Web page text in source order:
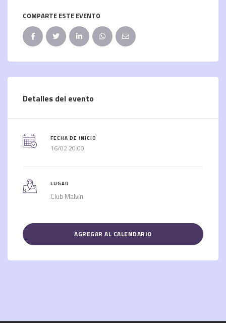
COMPARTE ESTE EVENTO
Detalles del evento
FECHA DE INICIO
16/02 20:00
LUGAR
Club Malvín
AGREGAR AL CALENDARIO